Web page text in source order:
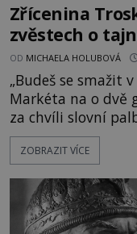
Zřícenina
zvěstech o
OD MICHAELA HOLUBOVÁ
„Budeš se smažit
Markéta na o dvě
za chvíli slovní
katolička, druhá
nich se usídlí na
mezi vůdce
skutečně jistou
ZOBRAZIT VÍCE